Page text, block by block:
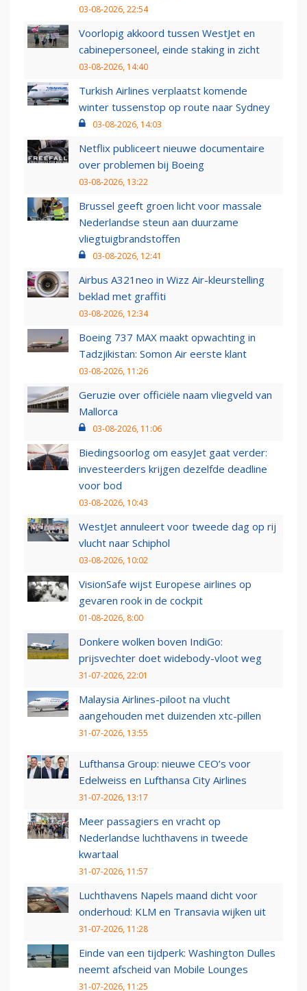
03-08-2026, 22:54
Voorlopig akkoord tussen WestJet en
cabinepersoneel, einde staking in zicht
03-08-2026, 14:40
Turkish Airlines verplaatst komende
winter tussenstop op route naar Sydney
03-08-2026, 14:03
Netflix publiceert nieuwe documentaire
over problemen bij Boeing
03-08-2026, 13:22
Brussel geeft groen licht voor massale
Nederlandse steun aan duurzame
vliegtuigbrandstoffen
03-08-2026, 12:41
Airbus A321neo in Wizz Air-kleurstelling
beklad met graffiti
03-08-2026, 12:34
Boeing 737 MAX maakt opwachting in
Tadzjikistan: Somon Air eerste klant
03-08-2026, 11:26
Geruzie over officiële naam vliegveld van
Mallorca
03-08-2026, 11:06
Biedingsoorlog om easyJet gaat verder:
investeerders krijgen dezelfde deadline
voor bod
03-08-2026, 10:43
WestJet annuleert voor tweede dag op rij
vlucht naar Schiphol
03-08-2026, 10:02
VisionSafe wijst Europese airlines op
gevaren rook in de cockpit
01-08-2026, 8:00
Donkere wolken boven IndiGo:
prijsvechter doet widebody-vloot weg
31-07-2026, 22:01
Malaysia Airlines-piloot na vlucht
aangehouden met duizenden xtc-pillen
31-07-2026, 13:55
Lufthansa Group: nieuwe CEO’s voor
Edelweiss en Lufthansa City Airlines
31-07-2026, 13:17
Meer passagiers en vracht op
Nederlandse luchthavens in tweede
kwartaal
31-07-2026, 11:57
Luchthavens Napels maand dicht voor
onderhoud: KLM en Transavia wijken uit
31-07-2026, 11:28
Einde van een tijdperk: Washington Dulles
neemt afscheid van Mobile Lounges
31-07-2026, 11:25